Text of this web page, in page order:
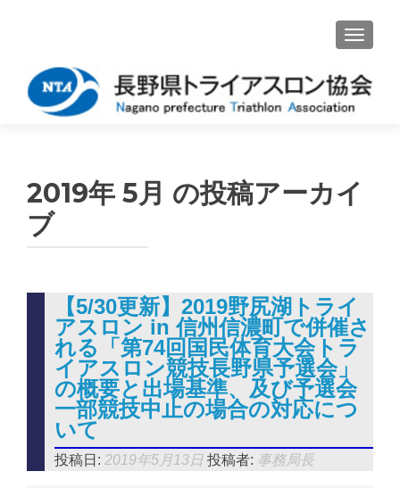
ナビゲ
2019年 5月 の投稿アーカイ
ブ
【5/30更新】2019野尻湖トライ
アスロン in 信州信濃町で併催さ
れる「第74回国民体育大会トラ
イアスロン競技長野県予選会」
の概要と出場基準、及び予選会
一部競技中止の場合の対応につ
いて
投稿日:2019年5月13日 投稿者: 事務局長